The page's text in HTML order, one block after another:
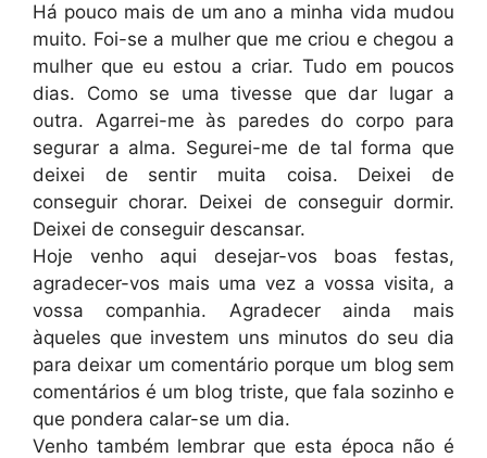
Há pouco mais de um ano a minha vida mudou
muito. Foi-se a mulher que me criou e chegou a
mulher que eu estou a criar. Tudo em poucos
dias. Como se uma tivesse que dar lugar a
outra. Agarrei-me às paredes do corpo para
segurar a alma. Segurei-me de tal forma que
deixei de sentir muita coisa. Deixei de
conseguir chorar. Deixei de conseguir dormir.
Deixei de conseguir descansar.
Hoje venho aqui desejar-vos boas festas,
agradecer-vos mais uma vez a vossa visita, a
vossa companhia. Agradecer ainda mais
àqueles que investem uns minutos do seu dia
para deixar um comentário porque um blog sem
comentários é um blog triste, que fala sozinho e
que pondera calar-se um dia.
Venho também lembrar que esta época não é